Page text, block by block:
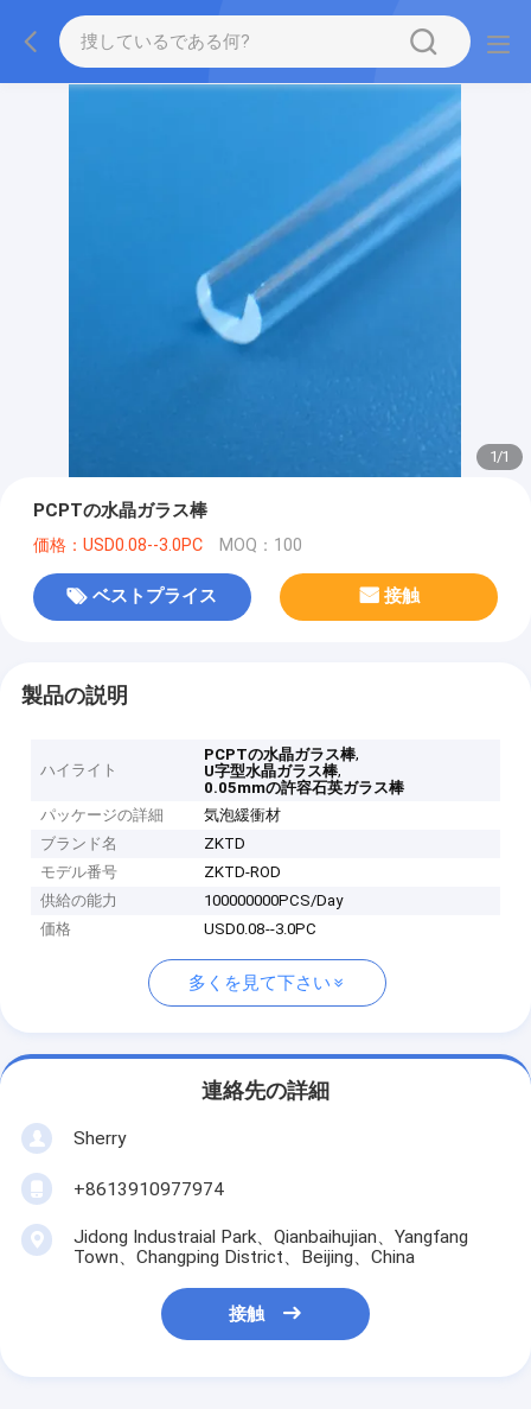
1/1
PCPTの水晶ガラス棒
価格：USD0.08--3.0PC MOQ：100
ベストプライス 接触
製品の説明
ハイライト
PCPTの水晶ガラス棒,
U字型水晶ガラス棒,
0.05mmの許容石英ガラス棒
パッケージの詳細
気泡緩衝材
ブランド名
ZKTD
モデル番号
ZKTD-ROD
供給の能力
100000000PCS/Day
価格
USD0.08--3.0PC
多くを見て下さい
連絡先の詳細
Sherry
+8613910977974
Jidong Industraial Park、Qianbaihujian、Yangfang
Town、Changping District、Beijing、China
接触